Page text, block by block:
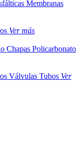
Membranas
Ver más
Chapas Policarbonato
Válvulas Tubos Ver